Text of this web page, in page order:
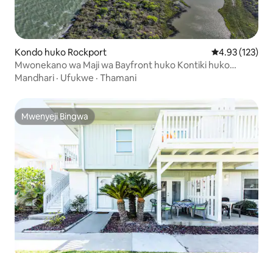
Kondo huko Rockport Ukadiriaji wa
4.93 (123)
Mwonekano wa Maji wa Bayfront huko Kontiki huko
Rockport, TX
Mandhari · Ufukwe · Thamani
Mwenyeji Bingwa
Mwenyeji Bingwa